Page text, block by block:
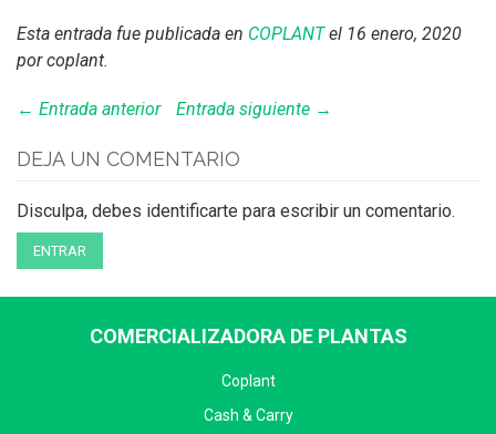
Esta entrada fue publicada en COPLANTel 16 enero, 2020
por coplant.
← Entrada anterior Entrada siguiente →
DEJA UN COMENTARIO
Disculpa, debes identificarte para escribir un comentario.
ENTRAR
COMERCIALIZADORA DE PLANTAS
Coplant
Cash & Carry